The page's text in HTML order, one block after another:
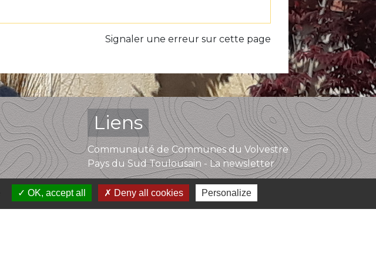
Signaler une erreur sur cette page
Liens
Communauté de Communes du Volvestre
Pays du Sud Toulousain - La newsletter
OK, accept all Deny all cookies Personalize